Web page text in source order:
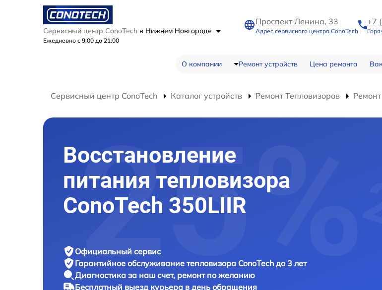
Сервисный центр ConoTech в Нижнем Новгороде
Ежедневно с 9:00 до 21:00
Проспект Ленина, 33
Адрес сервисного центра ConoTech
+7
О компании Ремонт устройств Цена ремонта
Сервисный центр ConoTech Каталог устройств Ремонт Тепловизоров
Восстановление
питания тепловизора
ConoTech 350LIIR
Официальный сервис
Гарантийное обслуживание тепловизора ConoTech до 3 лет
Диагностика за наш счет, ремонт по желанию
Бесплатный выезд курьера в день обращения